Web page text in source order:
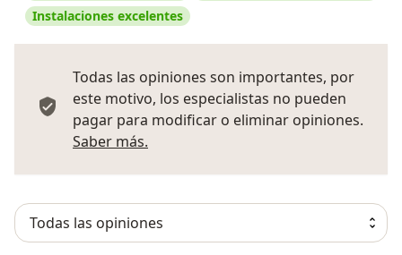
Instalaciones excelentes
Todas las opiniones son importantes, por
este motivo, los especialistas no pueden
pagar para modificar o eliminar opiniones.
Saber más.